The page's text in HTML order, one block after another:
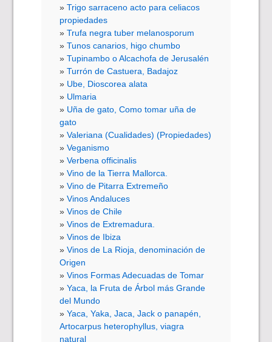
Trigo sarraceno acto para celiacos
propiedades
Trufa negra tuber melanosporum
Tunos canarios, higo chumbo
Tupinambo o Alcachofa de Jerusalén
Turrón de Castuera, Badajoz
Ube, Dioscorea alata
Ulmaria
Uña de gato, Como tomar uña de
gato
Valeriana (Cualidades) (Propiedades)
Veganismo
Verbena officinalis
Vino de la Tierra Mallorca.
Vino de Pitarra Extremeño
Vinos Andaluces
Vinos de Chile
Vinos de Extremadura.
Vinos de Ibiza
Vinos de La Rioja, denominación de
Origen
Vinos Formas Adecuadas de Tomar
Yaca, la Fruta de Árbol más Grande
del Mundo
Yaca, Yaka, Jaca, Jack o panapén,
Artocarpus heterophyllus, viagra
natural